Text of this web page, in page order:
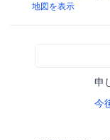
地図を表示
申
今